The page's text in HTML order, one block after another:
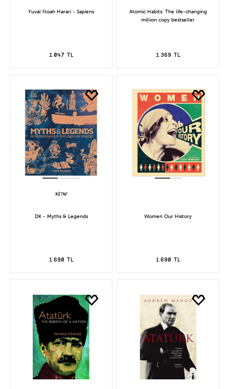
Yuval Noah Harari - Sapiens
1.047 TL
Atomic Habits: The life-changing
million copy bestseller
1.369 TL
DK - Myths & Legends
1.690 TL
Women Our History
1.690 TL